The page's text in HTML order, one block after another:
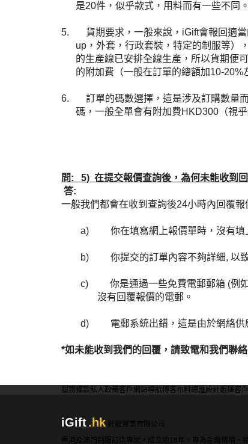
是20件，似乎款式，用料而有一些不同。
5.
貨期要求，一般來說，iGift會報回適
up，外套，行政套裝，特定的制服等）
的生產線已安排全線生產，所以貨期便
的附加費（一般在訂單的總額加10-
6.
訂單的碼數選擇，這是涉及訂購數量
碼，一般全單會有附加費HKD300（視
問: 5) 在提交報價查詢後，為何未能收到回
答:
一般我們都會在收到查詢後24小時內回覆
a) 你在填寫網上報價單時 ， 沒有填
b) 你提交的訂單內容不夠詳細, 以
c) 你是通過一些免費電郵郵箱 (例如
沒有回覆報價的電郵 。
d) 電郵系統出錯 ， 這是由於網絡
*如未能收到我們的回覆，請致電和我們聯絡
服務條款私人政策客戶 網站導航博客布料總匯設計選擇客
iGift.hk
軒龍實業有限公司
香港及澳門制服訂造專家，成立逾18年，專為金融機構、